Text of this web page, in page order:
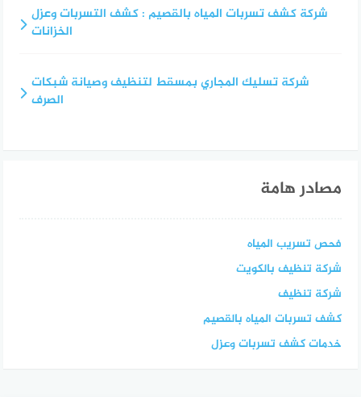
شركة كشف تسربات المياه بالقصيم : كشف التسربات وعزل
الخزانات
شركة تسليك المجاري بمسقط لتنظيف وصيانة شبكات
الصرف
مصادر هامة
فحص تسريب المياه
شركة تنظيف بالكويت
شركة تنظيف
كشف تسربات المياه بالقصيم
خدمات كشف تسربات وعزل